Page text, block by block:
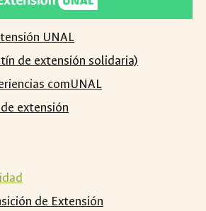
UNAL
de extensión solidaria)
comUNAL
extensión
de Extensión